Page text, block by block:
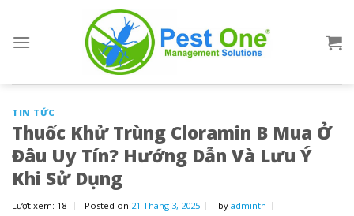
content
TIN TỨC
Thuốc Khử Trùng Cloramin B Mua Ở
Đâu Uy Tín? Hướng Dẫn Và Lưu Ý
Khi Sử Dụng
Lượt xem: 18 Posted on 21 Tháng 3, 2025 by admintn